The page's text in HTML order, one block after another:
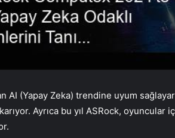
AI (Yapay Zeka) trendine uyum
Ayrıca bu yıl ASRock,